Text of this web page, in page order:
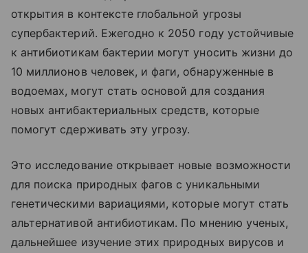
открытия в контексте глобальной угрозы
супербактерий. Ежегодно к 2050 году устойчивые
к антибиотикам бактерии могут уносить жизни до
10 миллионов человек, и фаги, обнаруженные в
водоемах, могут стать основой для создания
новых антибактериальных средств, которые
помогут сдерживать эту угрозу.
Это исследование открывает новые возможности
для поиска природных фагов с уникальными
генетическими вариациями, которые могут стать
альтернативой антибиотикам. По мнению ученых,
дальнейшее изучение этих природных вирусов и